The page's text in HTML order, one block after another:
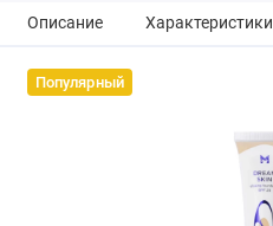
Описание Характеристики
Популярный